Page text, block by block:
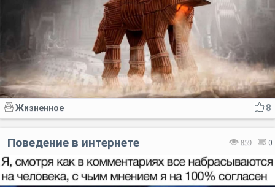
8
Жизненное
859 0
Поведение в интернете